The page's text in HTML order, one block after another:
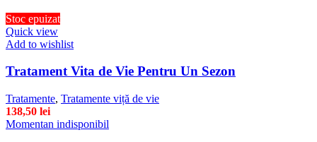
Stoc epuizat
Quick view
Add to wishlist
Tratament Vita de Vie Pentru Un Sezon
Tratamente, Tratamente viță de vie
138,50 lei
Momentan indisponibil